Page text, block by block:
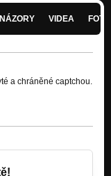
NÁZORY VIDEA
a chráněné captchou.